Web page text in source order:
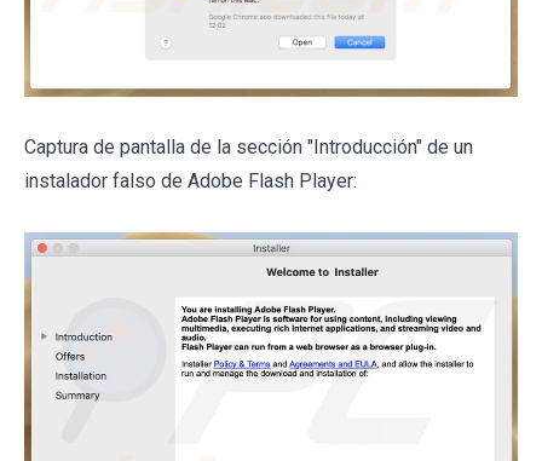
Captura de pantalla de la sección "Introducción" de un
instalador falso de Adobe Flash Player: